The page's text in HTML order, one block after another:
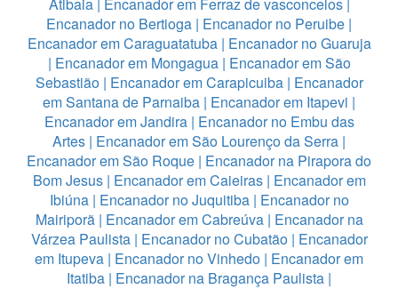
Encanador no Bertioga | Encanador no Peruibe |
Encanador em Caraguatatuba| Encanador no Guaruja
| Encanador em Mongagua| Encanador em São
Sebastião| Encanador em Carapicuiba| Encanador
em Santana de Parnaiba | Encanador em Itapevi |
Encanador em Jandira| Encanador no Embu das
Artes | Encanador em São Lourenço da Serra |
Encanador em São Roque | Encanador na Pirapora do
Bom Jesus| Encanador em Caieiras| Encanador em
Ibiúna| Encanador no Juquitiba| Encanador no
Mairiporã| Encanador em Cabreúva| Encanador na
Várzea Paulista| Encanador no Cubatão| Encanador
em Itupeva | Encanador no Vinhedo | Encanador em
Itatiba | Encanador na Bragança Paulista |